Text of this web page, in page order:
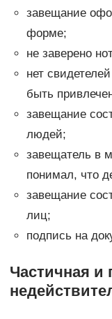
завещание
форме;
не заверено
нет
быть
завещание
людей;
завещатель в
понимал, что
завещание
лиц;
подпись на
Частичная и